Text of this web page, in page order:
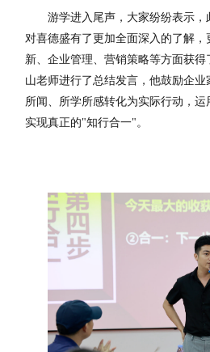
游学进入尾声，大家纷纷表示，
对喜德盛有了更加全面深入的了解，
新、企业管理、营销策略等方面获
山老师进行了总结发言，他鼓励企
所闻、所学所感转化为实际行动，运
实现真正的"知行合一"。